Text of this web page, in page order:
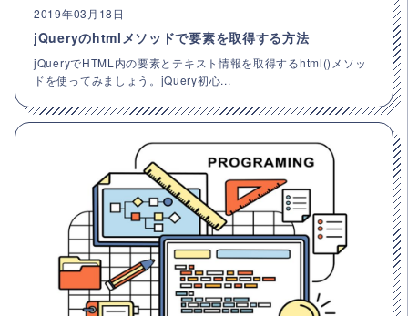
2019年03月18日
jQueryのhtmlメソッドで要素を取得する方法
jQueryでHTML内の要素とテキスト情報を取得するhtml()メソッ
ドを使ってみましょう。jQuery初心...